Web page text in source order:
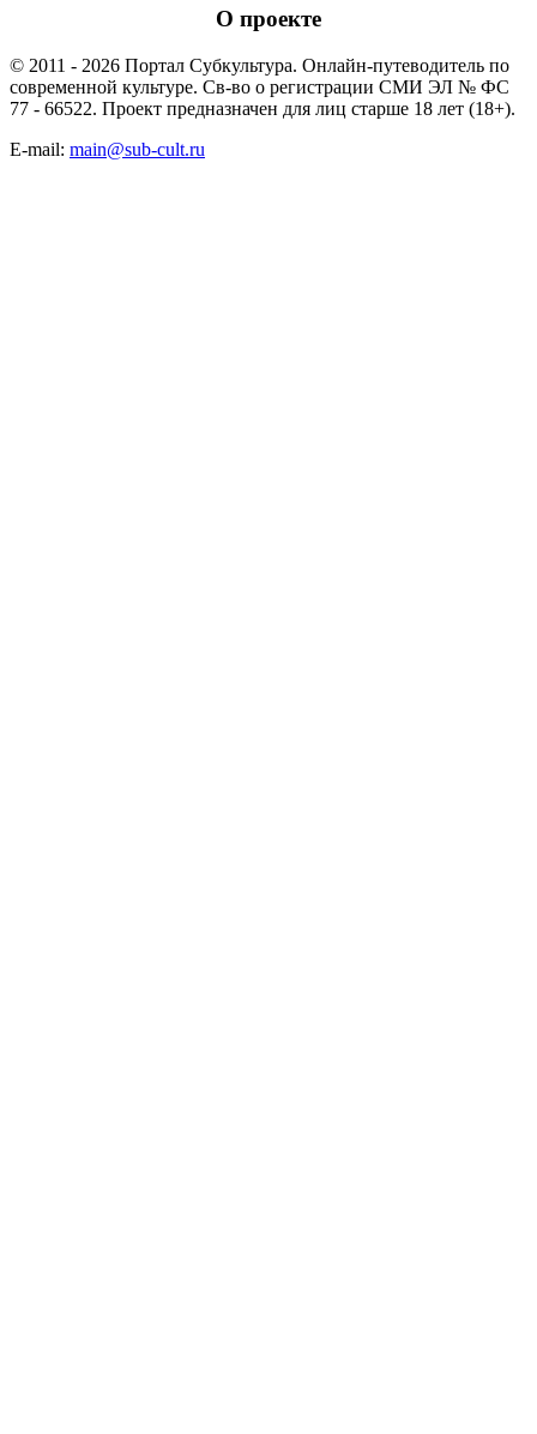
О проекте
© 2011 - 2026 Портал Субкультура. Онлайн-путеводитель по
современной культуре. Св-во о регистрации СМИ ЭЛ № ФС
77 - 66522. Проект предназначен для лиц старше 18 лет (18+).
E-mail: main@sub-cult.ru